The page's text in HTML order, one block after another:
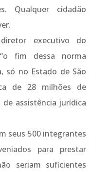
Qualquer cidadão
executivo do
fim dessa norma
só no Estado de São
de 28 milhões de
de assistência jurídica
seus 500 integrantes
para prestar
seriam suficientes